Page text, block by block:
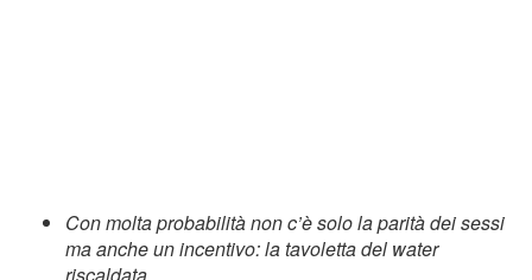
Con molta probabilità non c’è solo la parità dei sessi
ma anche un incentivo: la tavoletta del water